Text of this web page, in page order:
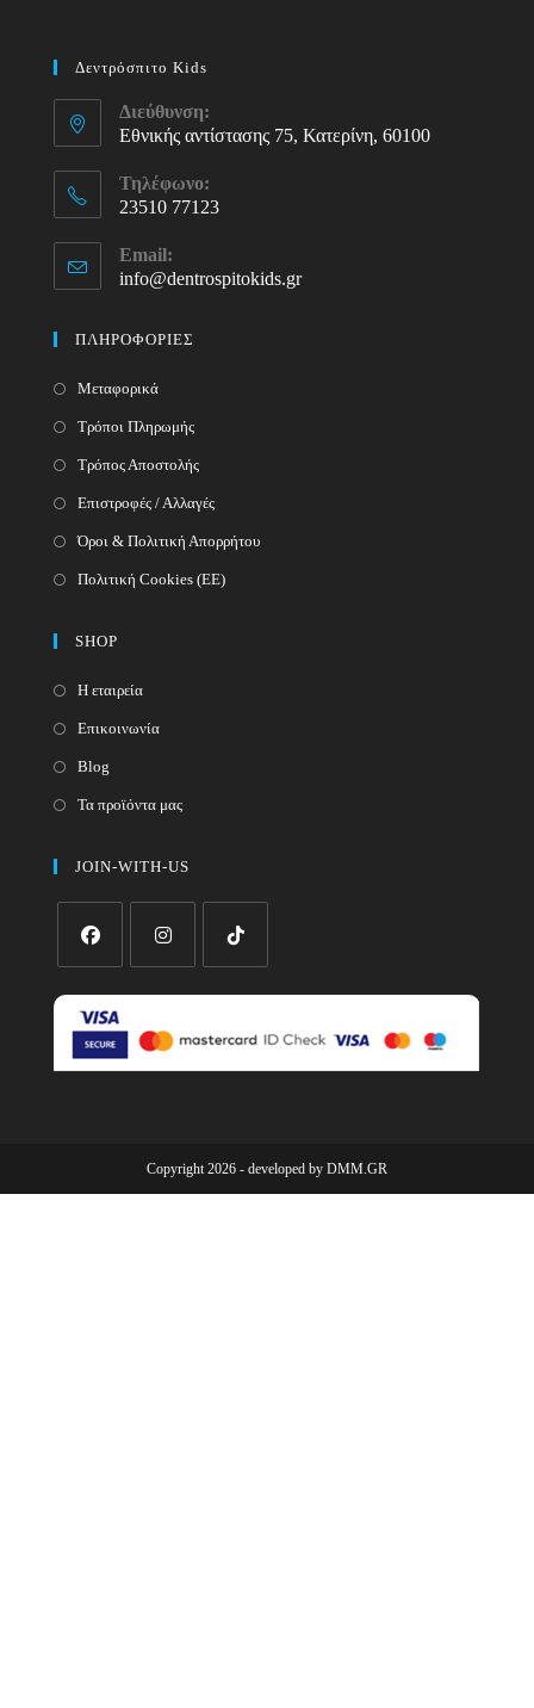
Δεντρόσπιτο Kids
Διεύθυνση:
Εθνικής αντίστασης 75, Κατερίνη, 60100
Τηλέφωνο:
23510 77123
in
your
Email:
info@dentrospitokids.grOpens
ΠΛΗΡΟΦΟΡΙΕΣ
Μεταφορικά
Τρόποι Πληρωμής
Τρόπος Αποστολής
Επιστροφές / Αλλαγές
Όροι & Πολιτική Απορρήτου
Πολιτική Cookies (ΕΕ)
SHOP
Η εταιρεία
Επικοινωνία
Blog
Τα προϊόντα μας
JOIN-WITH-US
new
new
a
new
Copyright 2026 - developed by DMM.GR